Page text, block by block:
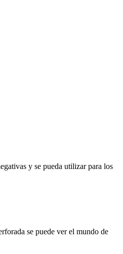
y se pueda utilizar para los
se puede ver el mundo de